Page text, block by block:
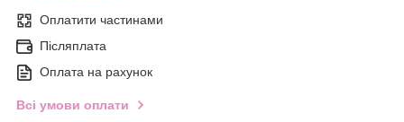
Оплатити частинами
Післяплата
Оплата на рахунок
Всі умови оплати